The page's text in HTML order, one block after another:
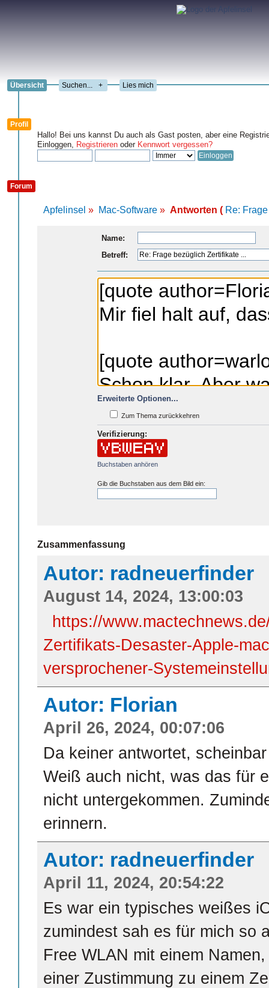
Übersicht + Lies mich
Profil
Hallo! Bei uns kannst Du auch als Gast posten, aber eine
Einloggen, Registrieren oder Kennwort vergessen?
Forum
Apfelinsel » Mac-Software » Antworten ( Re:
Name:
Betreff:
Erweiterte Optionen...
Zum Thema zurückkehren
Verifizierung:
Buchstaben anhören
Gib die Buchstaben aus dem Bild ein:
Zusammenfassung
Autor: radneuerfinder
August 14, 2024, 13:00:03
https://
Zertifikats-Desaster-Apple-
versprochener-
Autor: Florian
April 26, 2024, 00:07:06
Da keiner antwortet,
Weiß auch nicht, was das für
nicht untergekommen.
erinnern.
Autor: radneuerfinder
April 11, 2024, 20:54:22
Es war ein typisches weißes
zumindest sah es für mich so
Free WLAN mit einem
einer Zustimmung zu einem